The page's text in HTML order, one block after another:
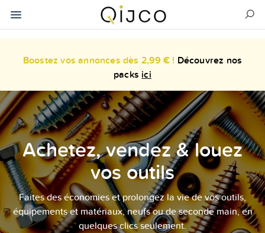
Boostez vos annonces dès 2,99 € ! Découvrez nos
packs ici
Achetez, vendez & louez
vos outils
Faites des économies et prolongez la vie de vos outils,
équipements et matériaux, neufs ou de seconde main, en
quelques clics seulement.